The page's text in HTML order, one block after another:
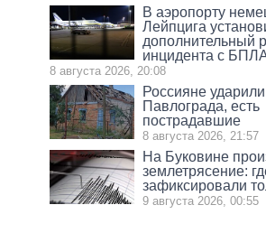
В аэропорту
Лейпцига
дополнительный
инцидента с
8 августа 2026, 20:08
Россияне
Павлограда, есть
пострадавшие
8 августа 2026, 21:57
На Буковине
землетрясение:
зафиксировали
9 августа 2026, 00:55